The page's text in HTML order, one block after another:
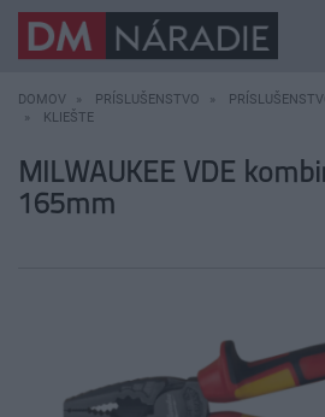
DOMOV PRÍSLUŠENSTVO
KLIEŠTE
MILWAUKEE VDE
165mm